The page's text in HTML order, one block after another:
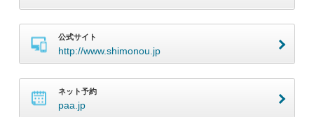
公式サイト
http://www.shimonou.jp
ネット予約
paa.jp